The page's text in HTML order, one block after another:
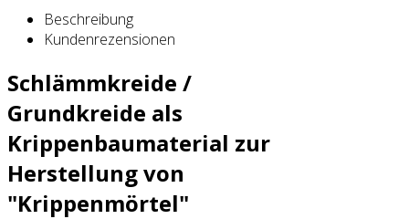
Beschreibung
Kundenrezensionen
Schlämmkreide /
Grundkreide als
Krippenbaumaterial zur
Herstellung von
"Krippenmörtel"